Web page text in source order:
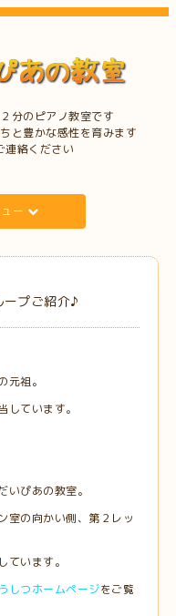
分のピアノ教室です
と豊かな感性を育みます
連絡ください
ー
ープご紹介♪
祖。
ています。
ぴあの教室。
室の向かい側、第２レッ
います。
しつホームページをご覧